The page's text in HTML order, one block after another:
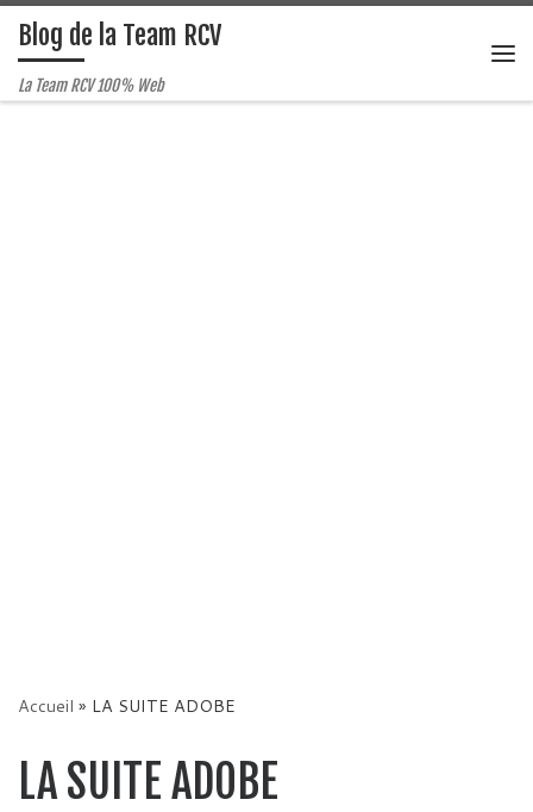
Passer au contenu
Blog de la Team RCV
La Team RCV 100% Web
Accueil » LA SUITE ADOBE
LA SUITE ADOBE